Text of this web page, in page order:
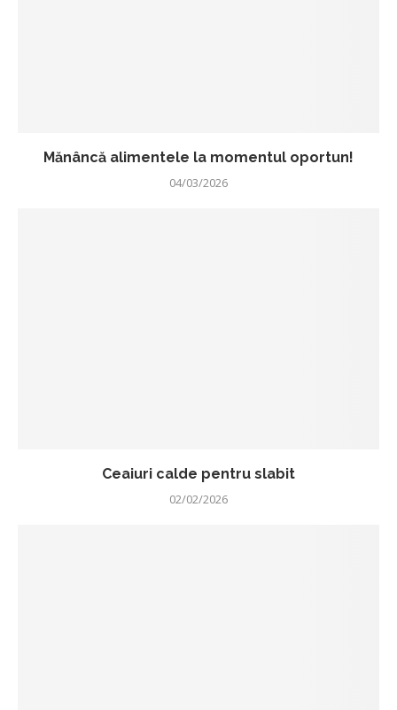
Mănâncă alimentele la momentul oportun!
04/03/2026
Ceaiuri calde pentru slabit
02/02/2026